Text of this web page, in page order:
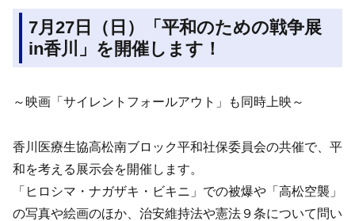
7月27日（日）「平和のための戦争展
in香川」を開催します！
～映画「サイレントフォールアウト」も同時上映～
香川医療生協高松南ブロック平和社保委員会の共催で、平
和を考える展示会を開催します。
「ヒロシマ・ナガザキ・ビキニ」での被爆や「高松空襲」
の写真や絵画のほか、治安維持法や憲法９条について問い